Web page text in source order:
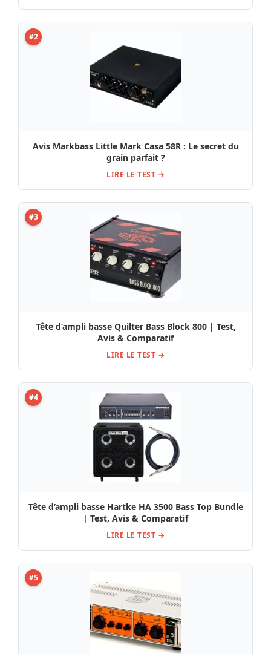
#2
Avis Markbass Little Mark Casa 58R : Le secret du
grain parfait ?
LIRE LE TEST →
#3
Tête d’ampli basse Quilter Bass Block 800 | Test,
Avis & Comparatif
LIRE LE TEST →
#4
Tête d’ampli basse Hartke HA 3500 Bass Top Bundle
| Test, Avis & Comparatif
LIRE LE TEST →
#5